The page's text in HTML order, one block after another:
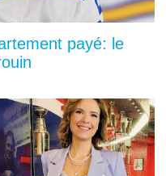
payé: le